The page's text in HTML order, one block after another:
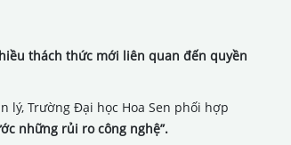
thách thức mới liên quan đến quyền
lý, Trường Đại học Hoa Sen phối hợp
những rủi ro công nghệ”.